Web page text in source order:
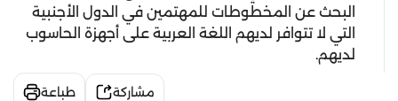
البحث عن المخطوطات للمهتمين في الدول الأجنبية
التي لا تتوافر لديهم اللغة العربية على أجهزة الحاسوب
لديهم.
مشاركة طباعة